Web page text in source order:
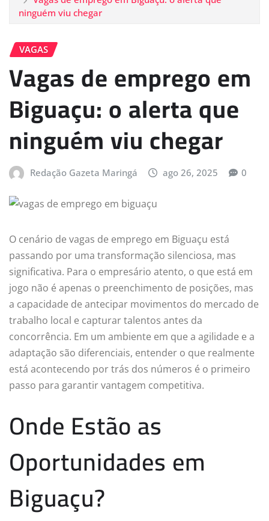
ninguém viu chegar
VAGAS
Vagas de emprego em
Biguaçu: o alerta que
ninguém viu chegar
Redação Gazeta Maringá ago 26, 2025 0
O cenário de vagas de emprego em Biguaçu está
passando por uma transformação silenciosa, mas
significativa. Para o empresário atento, o que está em
jogo não é apenas o preenchimento de posições, mas
a capacidade de antecipar movimentos do mercado de
trabalho local e capturar talentos antes da
concorrência. Em um ambiente em que a agilidade e a
adaptação são diferenciais, entender o que realmente
está acontecendo por trás dos números é o primeiro
passo para garantir vantagem competitiva.
Onde Estão as
Oportunidades em
Biguaçu?